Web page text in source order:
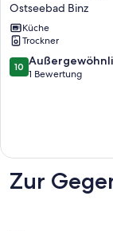
und
strandnahe
Ferienwohnung,
inklusiv
Strandkorb.
Ostseebad Binz
Küche
Trockner
10.0
von
10
1 Bewertung
Zur